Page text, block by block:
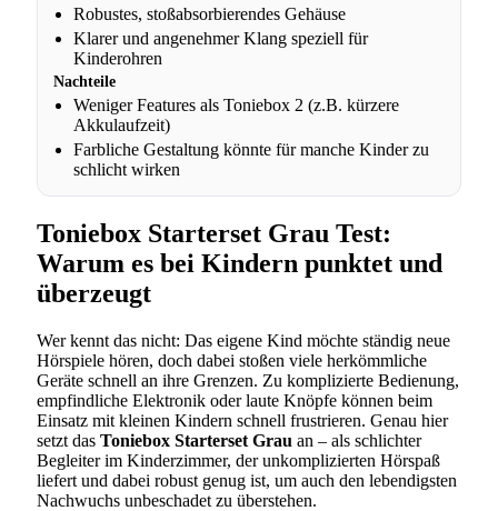
Robustes, stoßabsorbierendes Gehäuse
Klarer und angenehmer Klang speziell für
Kinderohren
Nachteile
Weniger Features als Toniebox 2 (z.B. kürzere
Akkulaufzeit)
Farbliche Gestaltung könnte für manche Kinder zu
schlicht wirken
Toniebox Starterset Grau Test:
Warum es bei Kindern punktet und
überzeugt
Wer kennt das nicht: Das eigene Kind möchte ständig neue
Hörspiele hören, doch dabei stoßen viele herkömmliche
Geräte schnell an ihre Grenzen. Zu komplizierte Bedienung,
empfindliche Elektronik oder laute Knöpfe können beim
Einsatz mit kleinen Kindern schnell frustrieren. Genau hier
setzt das Toniebox Starterset Grau an – als schlichter
Begleiter im Kinderzimmer, der unkomplizierten Hörspaß
liefert und dabei robust genug ist, um auch den lebendigsten
Nachwuchs unbeschadet zu überstehen.